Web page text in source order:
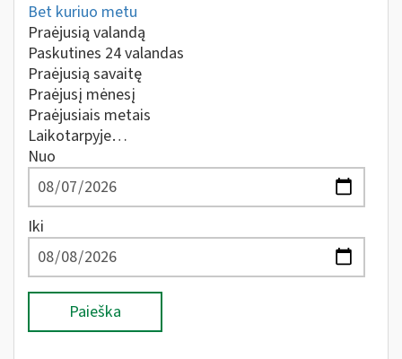
Bet kuriuo metu
Praėjusią valandą
Paskutines 24 valandas
Praėjusią savaitę
Praėjusį mėnesį
Praėjusiais metais
Laikotarpyje…
Nuo
Iki
Paieška